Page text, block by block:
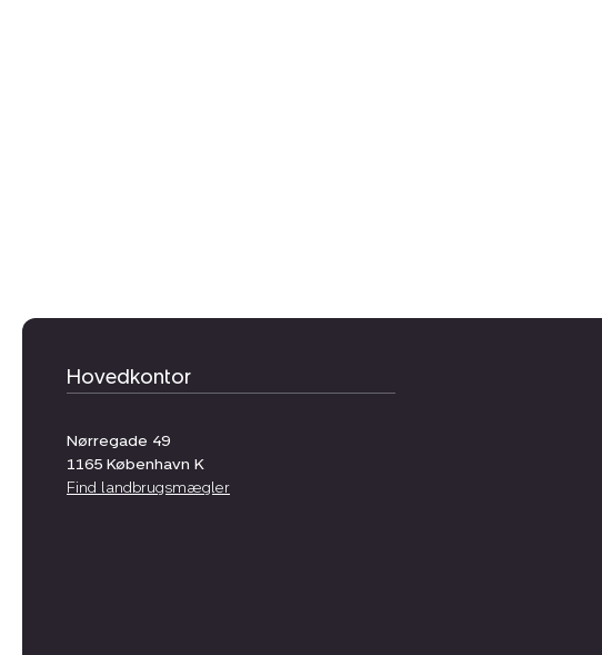
Hovedkontor
Nørregade 49
1165 København K
Find landbrugsmægler